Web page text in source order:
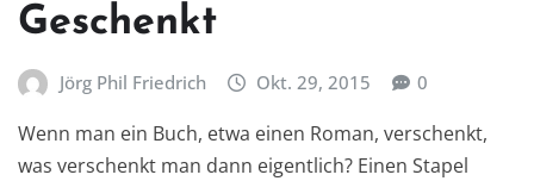
Geschenkt
Jörg Phil Friedrich Okt. 29, 2015 0
Wenn man ein Buch, etwa einen Roman, verschenkt,
was verschenkt man dann eigentlich? Einen Stapel